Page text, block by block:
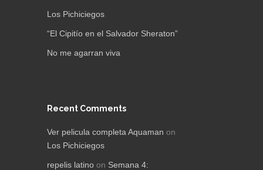
Los Pichiciegos
“El Cipitío en el Salvador Sheraton”
No me agarran viva
Recent Comments
Ver pelicula completa Aquaman on
Los Pichiciegos
repelis latino on Semana 4: